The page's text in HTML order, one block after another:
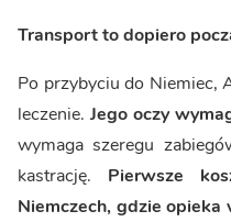
Transport to dopiero
Po przybyciu do Niemiec,
leczenie. Jego oczy
wymaga szeregu
kastrację. Pierwsze
Niemczech, gdzie